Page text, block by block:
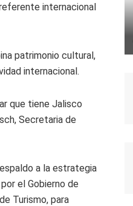
internacional
patrimonio cultural,
internacional.
que tiene Jalisco
Secretaria de
a la estrategia
el Gobierno de
Turismo, para